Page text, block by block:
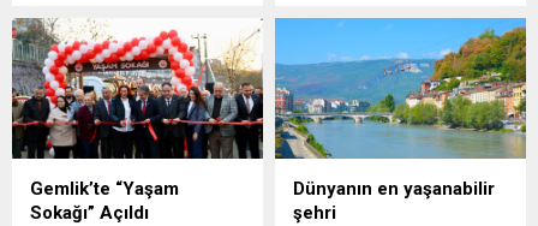
sınırda yer alan yeni bir varlık
keşfetti.
sürelerinin ağırlıklı olarak
Avrupa ülkelerinde
görüldüğü dikkat çekerken,
Türkiye’nin listedeki yeri de
öne çıktı.
Gemlik’te “Yaşam
Sokağı” Açıldı
Dünyanın en yaşanabilir
şehri